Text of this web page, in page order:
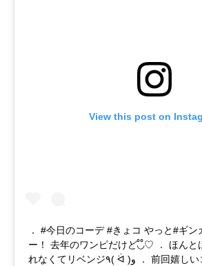
View this post on
． #今日のコーデ #きょコ やっと#ギ
ー！ 去年のワンピだけど◟̊◞̊♡ ． ほんと
れなくてリベンジ٩( ᐛ )و ． 前回嬉しいコメントもらった